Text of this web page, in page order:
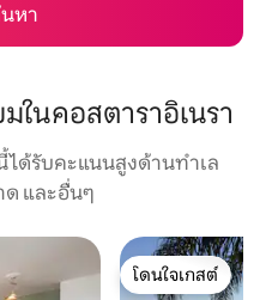
หา
นคอสตาราอิเนรา
ได้รับคะแนนสูงด้านทำเล
ด และอื่นๆ
โดนใจเกสต์
โดนใจเกสต์